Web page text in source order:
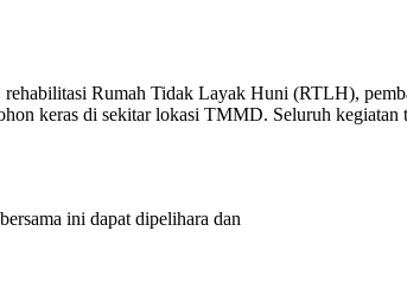
Rumah Tidak Layak Huni (RTLH),
keras di sekitar lokasi TMMD. Seluruh
ini dapat dipelihara dan